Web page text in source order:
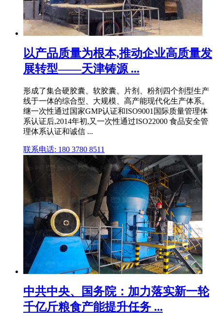
以产品质量为根本,推动企业高质量发
展转型——天津铸源 ...
形成了集合硬胶囊、软胶囊、片剂、粉剂四个剂型生产
线于一体的综合型、大规模、高产能现代化生产体系。
继一次性通过国家GMP认证和ISO9001国际质量管理体
系认证后,2014年初,又一次性通过ISO22000 食品安全管
理体系认证和诚信 ...
联系电话: 180 3780 8511
中共中央、国务院：加力落实新一轮
千亿斤粮食产能提升任务 ...